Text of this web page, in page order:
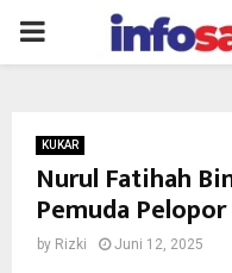
PRIMARY
KUKAR
Nurul Fatihah
Pemuda
by Rizki Juni 12, 2025